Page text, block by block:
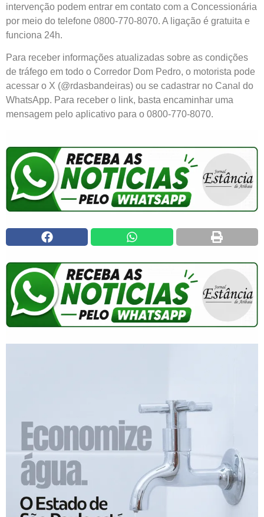
intervenção podem entrar em contato com a Concessionária
por meio do telefone 0800-770-8070. A ligação é gratuita e
funciona 24h.
Para receber informações atualizadas sobre as condições
de tráfego em todo o Corredor Dom Pedro, o motorista pode
acessar o X (@rdasbandeiras) ou se cadastrar no Canal do
WhatsApp. Para receber o link, basta encaminhar uma
mensagem pelo aplicativo para o 0800-770-8070.